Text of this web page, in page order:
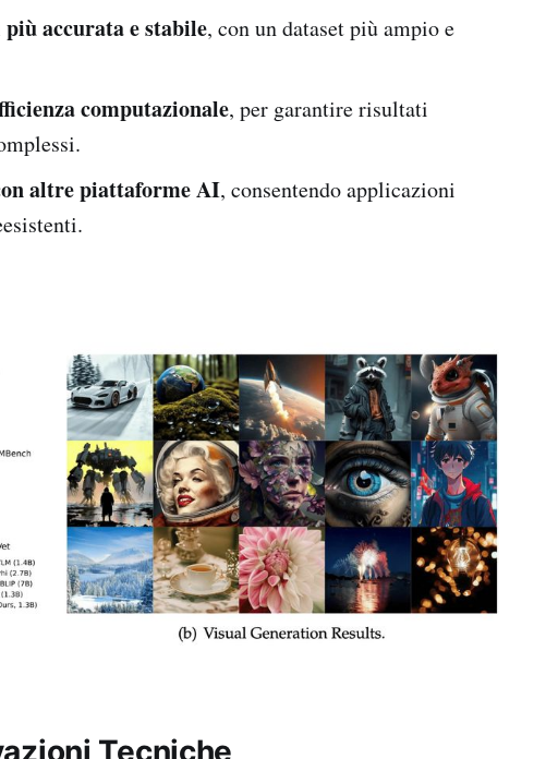
accurata e stabile, con un dataset più ampio e
computazionale, per garantire risultati
altre piattaforme AI, consentendo applicazioni
Tecniche